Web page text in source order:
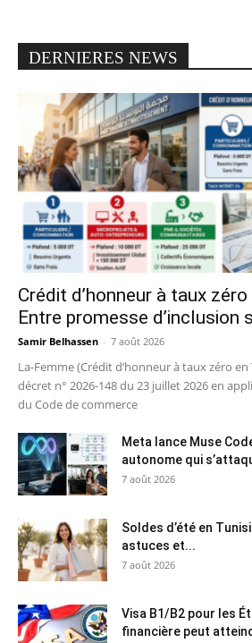
DERNIERES NEWS
Crédit d’honneur à taux
Entre promesse d’inclusion
Samir Belhassen - 7 août 2026
La-Femme (Crédit d’honneur à taux zéro
décret n° 2026-148 du 23 juillet 2026 en
du Code de commerce
Meta lance Muse
autonome qui
7 août 2026
Soldes d’été en
astuces et...
7 août 2026
Visa B1/B2 pour les
financière peut